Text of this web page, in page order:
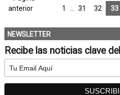
anterior
1 31 32 33
NEWSLETTER
Recibe las noticias clave